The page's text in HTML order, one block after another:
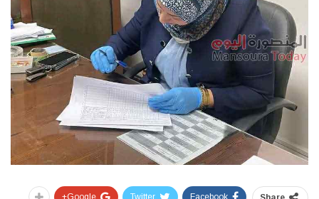
Facebook
Twitter
Google+